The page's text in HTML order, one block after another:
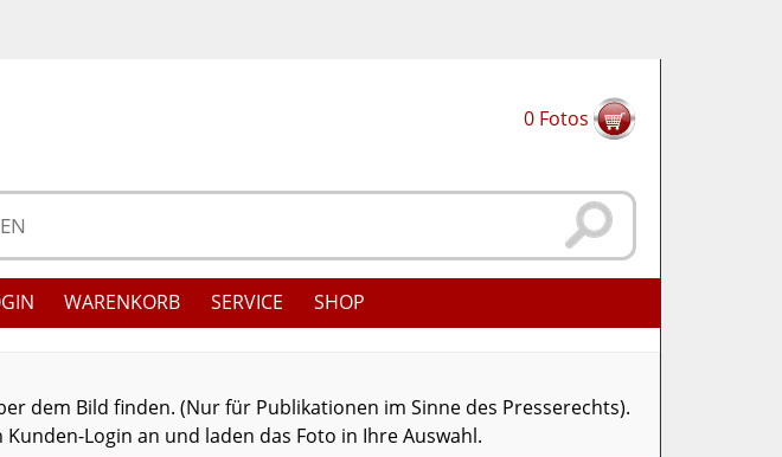
0 Fotos
WARENKORB SERVICE SHOP
dem Bild finden. (Nur für Publikationen im Sinne des Presserechts).
Login an und laden das Foto in Ihre Auswahl.